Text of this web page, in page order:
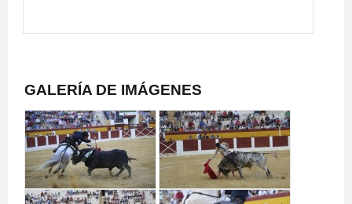
GALERÍA DE IMÁGENES